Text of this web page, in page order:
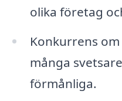
olika företag
Konkurrens
många
förmånliga.